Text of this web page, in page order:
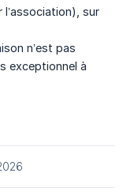
l’association), sur
n’est pas
exceptionnel à